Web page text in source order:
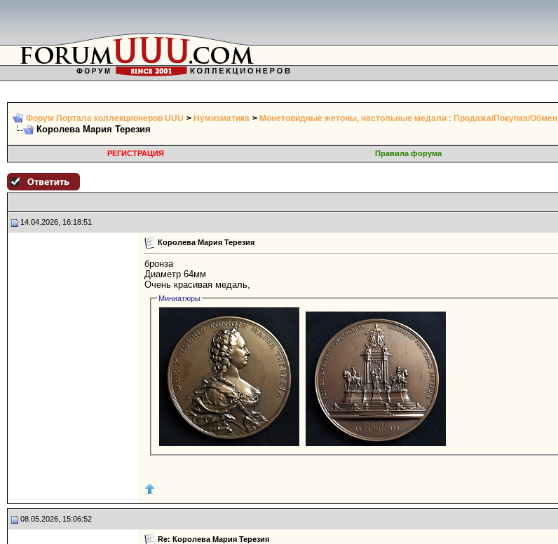
Форум Портала коллекционеров UUU > Нумизматика > Монетовидные жетоны, настольные медали : Продажа/Покупка/Обмен
Королева Мария Терезия
РЕГИСТРАЦИЯ
Правила форума
14.04.2026, 16:18:51
Королева Мария Терезия
бронза
Диаметр 64мм
Очень красивая медаль,
Миниатюры
08.05.2026, 15:06:52
Re: Королева Мария Терезия